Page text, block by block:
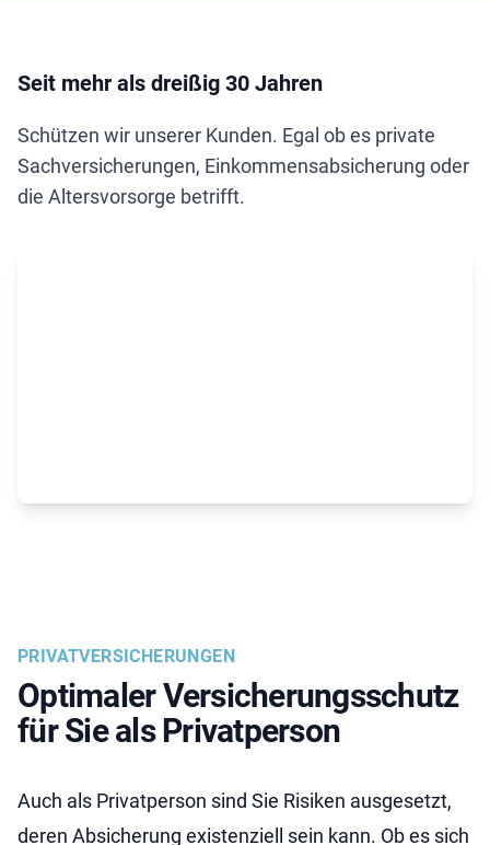
Seit mehr als dreißig 30 Jahren
Schützen wir unserer Kunden. Egal ob es private
Sachversicherungen, Einkommensabsicherung oder
die Altersvorsorge betrifft.
PRIVATVERSICHERUNGEN
Optimaler Versicherungsschutz
für Sie als Privatperson
Auch als Privatperson sind Sie Risiken ausgesetzt,
deren Absicherung existenziell sein kann. Ob es sich